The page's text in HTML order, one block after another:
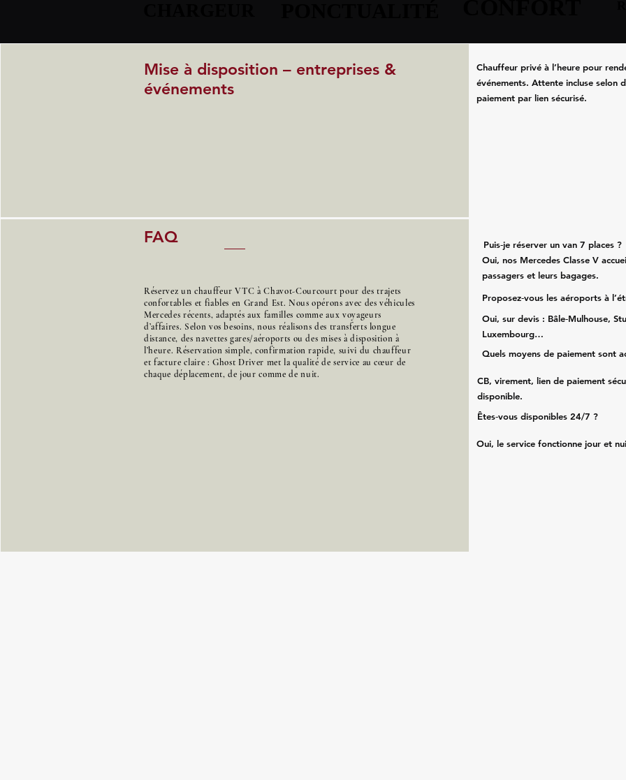
Mise à disposition – entreprises &
événements
Chauffeur privé à l’heure pour
événements. Attente incluse selon
paiement par lien sécurisé.
FAQ
Réservez un chauffeur VTC à Chavot-Courcourt pour des trajets
confortables et fiables en Grand Est. Nous opérons avec des véhicules
Mercedes récents, adaptés aux familles comme aux voyageurs
d’affaires. Selon vos besoins, nous réalisons des transferts longue
distance, des navettes gares/aéroports ou des mises à disposition à
l’heure. Réservation simple, confirmation rapide, suivi du chauffeur
et facture claire : Ghost Driver met la qualité de service au cœur de
chaque déplacement, de jour comme de nuit.
Puis‑je réserver un van 7 places ?
Oui, nos Mercedes Classe V
passagers et leurs bagages.
Proposez‑vous les aéroports à
Oui, sur devis : Bâle‑Mulhouse,
Luxembourg…
Quels moyens de paiement sont
CB, virement, lien de paiement
disponible.
Êtes‑vous disponibles 24/7 ?
Oui, le service fonctionne jour et